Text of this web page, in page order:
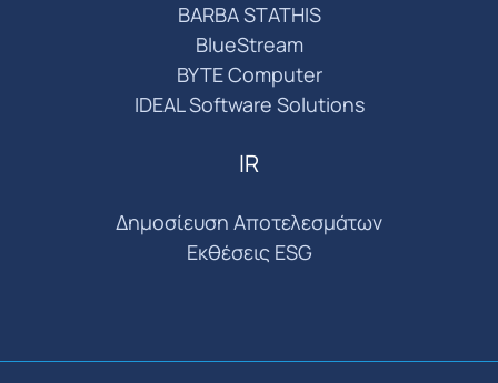
BARBA STATHIS
BlueStream
BYTE Computer
IDEAL Software Solutions
IR
Δημοσίευση Αποτελεσμάτων
Εκθέσεις ESG